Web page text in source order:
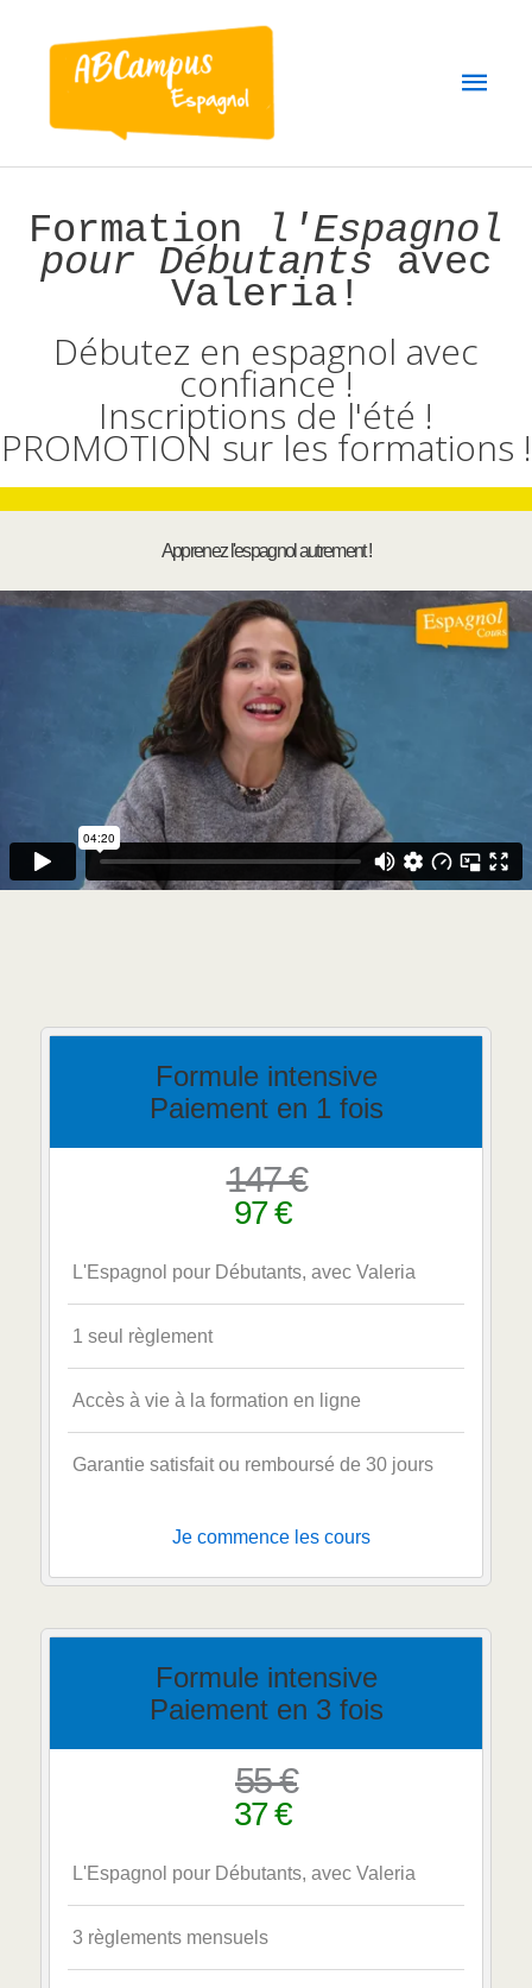
Formation l'Espagnol
pour Débutants avec
Valeria!
Débutez en espagnol avec
confiance !
Inscriptions de l'été !
PROMOTION sur les formations !
Apprenez l'espagnol autrement !
Formule intensive
Paiement en 1 fois
147 €
97 €
L'Espagnol pour Débutants, avec Valeria
1 seul règlement
Accès à vie à la formation en ligne
Garantie satisfait ou remboursé de 30 jours
Je commence les cours
Formule intensive
Paiement en 3 fois
55 €
37 €
L'Espagnol pour Débutants, avec Valeria
3 règlements mensuels